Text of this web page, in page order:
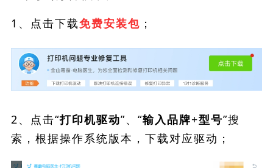
1、点击下载免费安装包 ；
2、点击“打印机驱动”、“输入品牌+型号”搜
索，根据操作系统版本，下载对应驱动；